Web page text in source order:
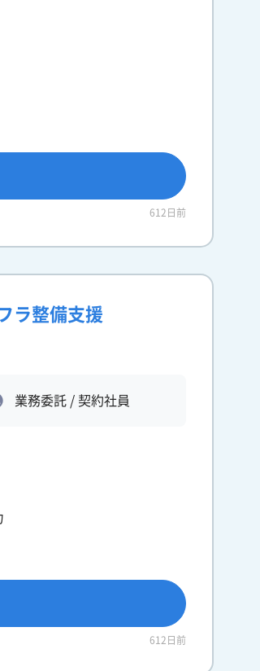
612日前
ラ整備支援
業務委託 / 契約社員
612日前